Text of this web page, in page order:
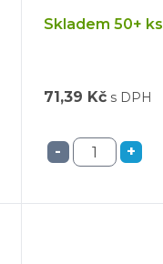
Skladem 50+ ks
71,39 Kč s DPH
- +